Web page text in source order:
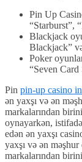
Pin Up
“Starburst”,
Blackjack
Blackjack”
Poker
“Seven Card
Pin pin-up casino
ən yaxşı və ən
markalarından
oynayarkən,
edən ən yaxşı
yaxşı və ən
markalarından